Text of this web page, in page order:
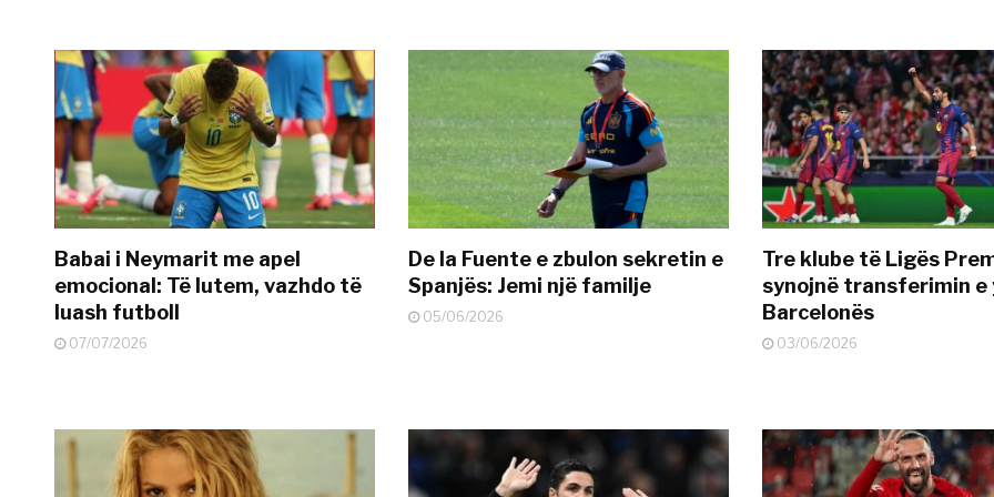
Babai i Neymarit me apel
emocional: Të lutem, vazhdo të
luash futboll
07/07/2026
De la Fuente e zbulon sekretin e
Spanjës: Jemi një familje
05/06/2026
Tre klube të Ligës
synojnë transferimin
Barcelonës
03/06/2026